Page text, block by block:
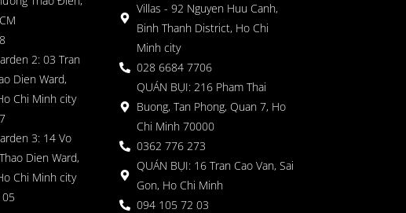
2: 03 Tran
Dien Ward,
Chi Minh city
3: 14 Vo
Dien Ward,
Chi Minh city
Villas - 92 Nguyen Huu Canh,
Binh Thanh District, Ho Chi
Minh city
028 6684 7706
QUÁN BỤI: 216 Pham Thai
Buong, Tan Phong, Quan 7, Ho
Chi Minh 70000
0362 776 273
QUÁN BỤI: 16 Tran Cao Van, Sai
Gon, Ho Chi Minh
094 105 72 03